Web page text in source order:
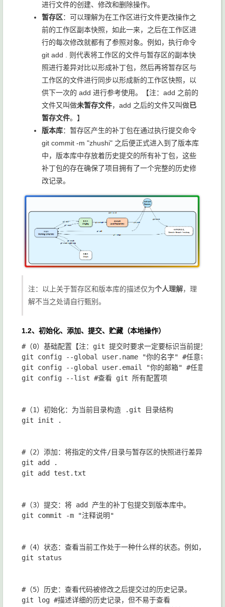
进行文件的创建、修改和删除操作。
暂存区：可以理解为在工作区进行文件更改操作之
前的工作区副本快照，如此一来，之后在工作区进
行的每次修改就都有了参照对象。例如，执行命令
git add .
则代表将工作区的文件与暂存区的副本快
照进行差异对比以形成补丁包，然后再将暂存区与
工作区的文件进行同步以形成新的工作区快照，以
供下一次的 add 进行参考使用。【注：add 之前的
文件又叫做未暂存文件，add 之后的文件又叫做已
暂存文件。】
版本库：暂存区产生的补丁包在通过执行提交命令
git commit -m "zhushi" 之后便正式进入到了版本库
中，版本库中存放着历史提交的所有补丁包，这些
补丁包的存在确保了项目拥有了一个完整的历史修
改记录。
注：以上关于暂存区和版本库的描述仅为个人理解，理
解不当之处请自行甄别。
1.2、初始化、添加、提交、贮藏（本地操作）
#（0）基础配置【注：git 提交时要求一定要标识当前提交者的
git config --global user.name "你的名字" #任意名字
git config --global user.email "你的邮箱" #任意邮箱
git config --list #查看 git 所有配置项
#（1）初始化：为当前目录构造 .git 目录结构
git init .
#（2）添加：将指定的文件/目录与暂存区的快照进行差异对比
git add .
git add test.txt
#（3）提交：将 add 产生的补丁包提交到版本库中。
git commit -m "注释说明"
#（4）状态：查看当前工作处于一种什么样的状态。例如，哪
git status
#（5）历史：查看代码被修改之后提交过的历史记录。
git log #描述详细的历史记录，但不易于查看